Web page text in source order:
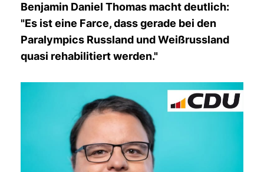
Benjamin Daniel Thomas macht deutlich:
"Es ist eine Farce, dass gerade bei den
Paralympics Russland und Weißrussland
quasi rehabilitiert werden."